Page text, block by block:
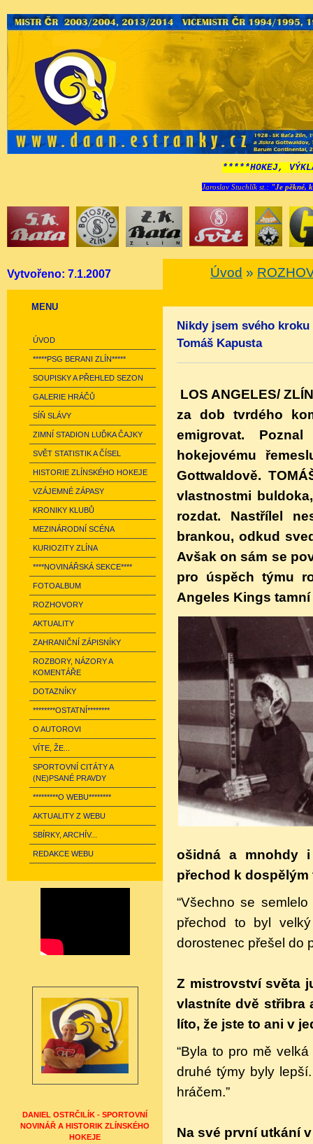
*****HOKEJ,
Jaroslav Stuchlík st.: "Je pěkné,
Vytvořeno: 7.1.2007
MENU
ÚVOD
*****PSG BERANI ZLÍN*****
SOUPISKY A PŘEHLED SEZON
GALERIE HRÁČŮ
SÍŇ SLÁVY
ZIMNÍ STADION LUĎKA ČAJKY
SVĚT STATISTIK A ČÍSEL
HISTORIE ZLÍNSKÉHO HOKEJE
VZÁJEMNÉ ZÁPASY
KRONIKY KLUBŮ
MEZINÁRODNÍ SCÉNA
KURIOZITY ZLÍNA
****NOVINÁŘSKÁ SEKCE****
FOTOALBUM
ROZHOVORY
AKTUALITY
ZAHRANIČNÍ ZÁPISNÍKY
ROZBORY, NÁZORY A
KOMENTÁŘE
DOTAZNÍKY
********OSTATNÍ********
O AUTOROVI
VÍTE, ŽE...
SPORTOVNÍ CITÁTY A
(NE)PSANÉ PRAVDY
*********O WEBU********
AKTUALITY Z WEBU
SBÍRKY, ARCHÍV...
REDAKCE WEBU
DANIEL OSTRČILÍK - SPORTOVNÍ
NOVINÁŘ A HISTORIK ZLÍNSKÉHO
HOKEJE
Úvod »
Nikdy jsem svého
Tomáš Kapusta
LOS ANGELES/
za dob tvrdého
emigrovat.
hokejovému
Gottwaldově.
vlastnostmi
rozdat. Nastřílel
brankou, odkud
Avšak on sám se
pro úspěch týmu
Angeles Kings
ošidná a mnohdy
přechod k
“Všechno se
přechod to byl
dorostenec přešel do
Z mistrovství světa
vlastníte dvě střibra
líto, že jste to ani v
“Byla to pro mě
druhé týmy byly
hráčem.”
Na své první utkání